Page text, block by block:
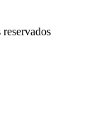
reservados